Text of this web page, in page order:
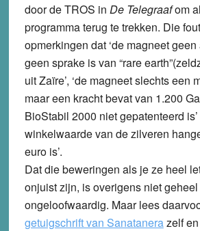
door de TROS in De Telegraafom
programma terug te trekken. Die
opmerkingen dat ‘de magneet geen
geen sprake is van “rare
uit Zaïre’, ‘de magneet slechts een
maar een kracht bevat van 1.200
BioStabil 2000 niet gepatenteerd is’
winkelwaarde van de zilveren
euro is’.
Dat die beweringen als je ze heel
onjuist zijn, is overigens niet geheel
ongeloofwaardig. Maar lees
getuigschrift van Sanatanerazelf